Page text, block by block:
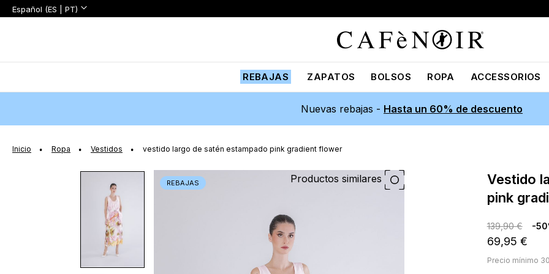
Lenguaje
Lenguaje:
Español (ES | PT)
REBAJAS ZAPATOS BOLSOS ROPA ACCESSORIOS
Nuevas rebajas - Hasta un 60% de descuento
Inicio Ropa Vestidos vestido largo de satén estampado pink gradient flower
Productos similares
galería
de
REBAJAS
vestido largo de satén estampado
pink
139,90 € -
69,95 €
Precio mínimo